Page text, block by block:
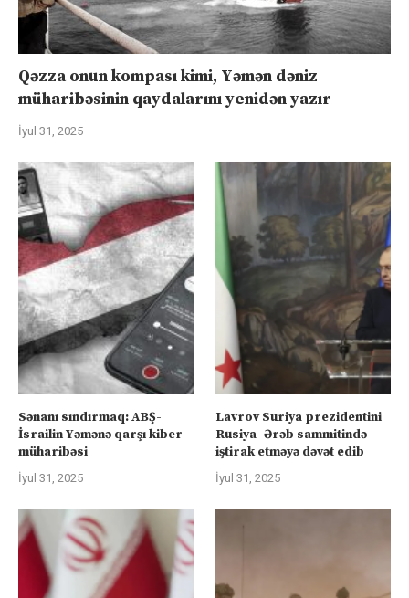
Qəzza onun kompası kimi, Yəmən dəniz
müharibəsinin qaydalarını yenidən yazır
İyul 31, 2025
Sənanı sındırmaq: ABŞ-
İsrailin Yəmənə qarşı kiber
müharibəsi
İyul 31, 2025
Lavrov Suriya prezidentini
Rusiya–Ərəb sammitində
iştirak etməyə dəvət edib
İyul 31, 2025